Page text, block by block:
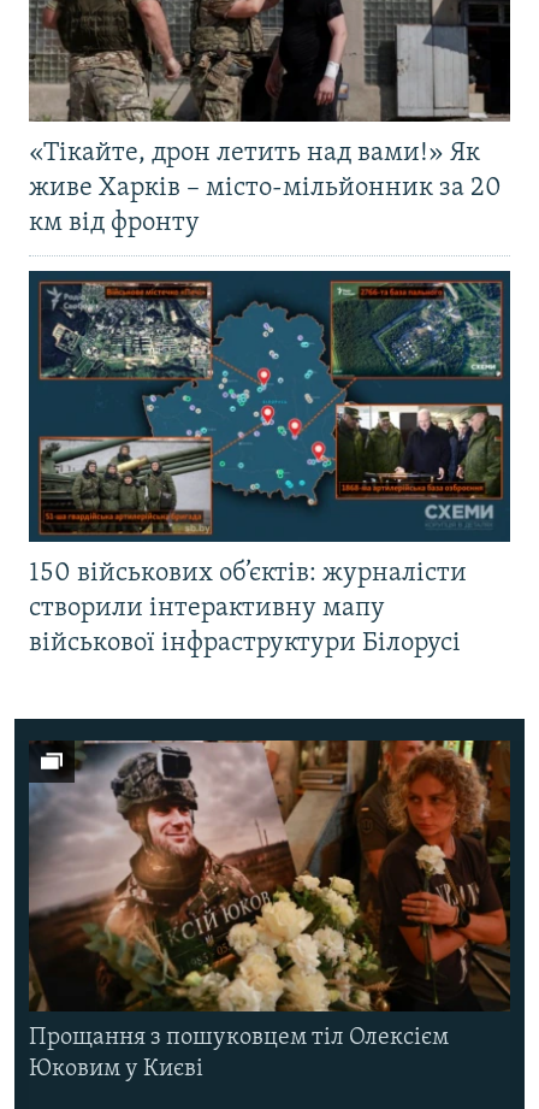
«Тікайте, дрон летить над вами!» Як
живе Харків – місто-мільйонник за 20
км від фронту
150 військових об’єктів: журналісти
створили інтерактивну мапу
військової інфраструктури Білорусі
Прощання з пошуковцем тіл Олексієм
Юковим у Києві